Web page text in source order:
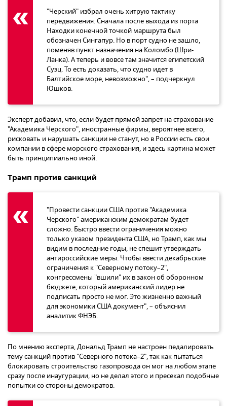
"Черский" избрал очень хитрую тактику
передвижения. Сначала после выхода из порта
Находки конечной точкой маршрута был
обозначен Сингапур. Но в порт судно не зашло,
поменяв пункт назначения на Коломбо (Шри-
Ланка). А теперь и вовсе там значится египетский
Суэц. То есть доказать, что судно идет в
Балтийское море, невозможно", – подчеркнул
Юшков.
Эксперт добавил, что, если будет прямой запрет на страхование
"Академика Черского", иностранные фирмы, вероятнее всего,
рисковать и нарушать санкции не станут, но в России есть свои
компании в сфере морского страхования, и здесь картина может
быть принципиально иной.
Трамп против санкций
"Провести санкции США против "Академика
Черского" американским демократам будет
сложно. Быстро ввести ограничения можно
только указом президента США, но Трамп, как мы
видим в последние годы, не спешит утверждать
антироссийские меры. Чтобы ввести декабрьские
ограничения к "Северному потоку–2",
конгрессмены "вшили" их в закон об оборонном
бюджете, который американский лидер не
подписать просто не мог. Это жизненно важный
для экономики США документ", – объяснил
аналитик ФНЭБ.
По мнению эксперта, Дональд Трамп не настроен педалировать
тему санкций против "Северного потока–2", так как пытаться
блокировать строительство газопровода он мог на любом этапе
сразу после инаугурации, но не делал этого и пресекал подобные
попытки со стороны демократов.